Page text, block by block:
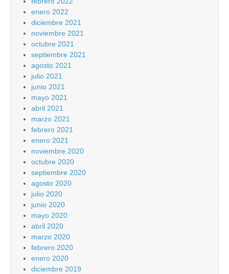
enero 2022
diciembre 2021
noviembre 2021
octubre 2021
septiembre 2021
agosto 2021
julio 2021
junio 2021
mayo 2021
abril 2021
marzo 2021
febrero 2021
enero 2021
noviembre 2020
octubre 2020
septiembre 2020
agosto 2020
julio 2020
junio 2020
mayo 2020
abril 2020
marzo 2020
febrero 2020
enero 2020
diciembre 2019